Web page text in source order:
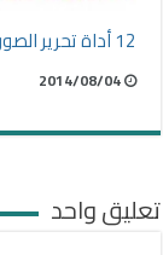
12 أداة تحرير الصور دون تسجيل أو تحميل
2014/08/04
تعليق واحد